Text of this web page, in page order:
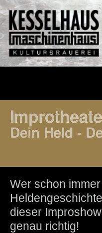
Wer schon
dieser
genau richtig!